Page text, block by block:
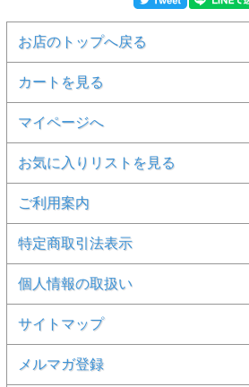
お店のトップへ戻る
カートを見る
マイページへ
お気に入りリストを見る
ご利用案内
特定商取引法表示
個人情報の取扱い
サイトマップ
メルマガ登録